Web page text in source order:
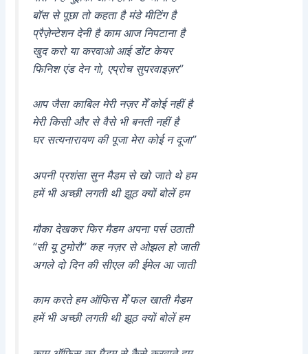
बॉस से पूछा तो कहता है मंडे मीटिंग है
प्रैज़ेन्टेशन देनी है काम आज निपटाना है
खुद करो या करवाओ आई डोंट केयर
फिनिश एंड देन गो, एप्रोच सुपरवाइज़र”
आप जैसा काबिल मेरी नज़र मेँ कोई नहीं है
मेरी किसी और से वैसे भी बनती नहीं है
घर सत्यनारायण की पूजा मेरा कोई न दूजा”
अपनी प्रशंसा सुन मैडम से खो जाते थे हम
हमें भी अच्छी लगती थी झूठ क्यों बोलें हम
मौका देखकर फिर मैडम अपना पर्स उठाती
“सी यू टुमोरौ” कह नज़र से ओझल हो जाती
अगले दो दिन की सीएल की ईमेल आ जाती
काम करते हम ऑफिस मेँ फल खाती मैडम
हमें भी अच्छी लगती थी झूठ क्यों बोलें हम